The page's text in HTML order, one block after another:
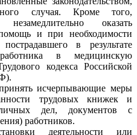
случая. Кроме того,
оказать
и при необходимости
в результате
в медицинскую
кодекса Российской
принять исчерпывающие меры
трудовых книжек и
дел, документов с
работников.
деятельности или